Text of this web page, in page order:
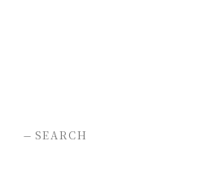
-SEARCH